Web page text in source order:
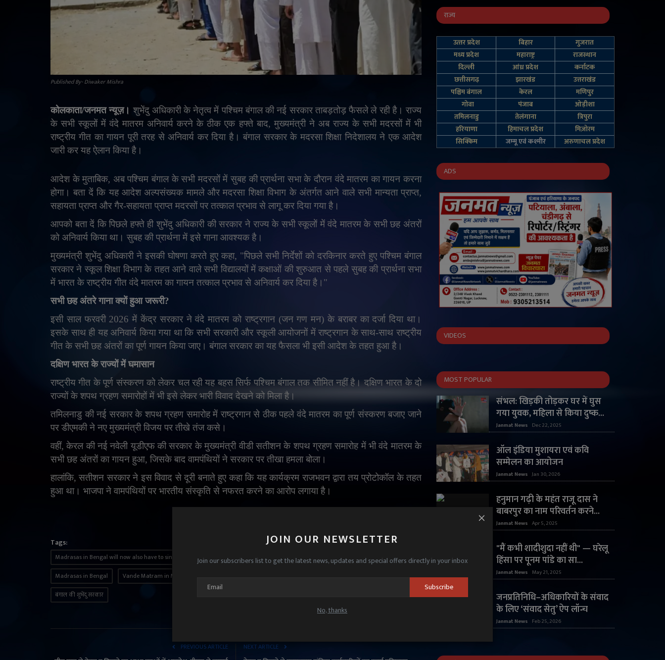
JOIN OUR NEWSLETTER
Join our subscribers list to get the latest news, updates and special offers directly in your inbox
Subscribe
No, thanks
Published By- Diwaker Mishra
कोलकाता/जनमत न्यूज़। शुभेंदु अधिकारी के नेतृत्व में पश्चिम बंगाल की नई सरकार ताबड़तोड़ फैसले ले रही है। राज्य
के सभी स्कूलों में वंदे मातरम अनिवार्य करने के ठीक एक हफ्ते बाद, मुख्यमंत्री ने अब राज्य के सभी मदरसों में भी
राष्ट्रीय गीत का गायन पूरी तरह से अनिवार्य कर दिया है। बंगाल सरकार के मदरसा शिक्षा निदेशालय ने एक आदेश
जारी कर यह ऐलान किया है।
आदेश के मुताबिक, अब पश्चिम बंगाल के सभी मदरसों में सुबह की प्रार्थना सभा के दौरान वंदे मातरम का गायन करना
होगा। बता दें कि यह आदेश अल्पसंख्यक मामले और मदरसा शिक्षा विभाग के अंतर्गत आने वाले सभी मान्यता प्राप्त,
सहायता प्राप्त और गैर-सहायता प्राप्त मदरसों पर तत्काल प्रभाव से लागू कर दिया गया है।
आपको बता दें कि पिछले हफ्ते ही शुभेंदु अधिकारी की सरकार ने राज्य के सभी स्कूलों में वंदे मातरम के सभी छह अंतरों
को अनिवार्य किया था। सुबह की प्रार्थना में इसे गाना आवश्यक है।
मुख्यमंत्री शुभेंदु अधिकारी ने इसकी घोषणा करते हुए कहा, "पिछले सभी निर्देशों को दरकिनार करते हुए पश्चिम बंगाल
सरकार ने स्कूल शिक्षा विभाग के तहत आने वाले सभी विद्यालयों में कक्षाओं की शुरुआत से पहले सुबह की प्रार्थना सभा
में भारत के राष्ट्रीय गीत वंदे मातरम का गायन तत्काल प्रभाव से अनिवार्य कर दिया है।"
सभी छह अंतरे गाना क्यों हुआ जरूरी?
इसी साल फरवरी 2026 में केंद्र सरकार ने वंदे मातरम को राष्ट्रगान (जन गण मन) के बराबर का दर्जा दिया था।
इसके साथ ही यह अनिवार्य किया गया था कि सभी सरकारी और स्कूली आयोजनों में राष्ट्रगान के साथ-साथ राष्ट्रीय
गीत के सभी छह अंतरों का पूर्ण गायन किया जाए। बंगाल सरकार का यह फैसला भी इसी आदेश के तहत हुआ है।
दक्षिण भारत के राज्यों में घमासान
राष्ट्रीय गीत के पूर्ण संस्करण को लेकर चल रही यह बहस सिर्फ पश्चिम बंगाल तक सीमित नहीं है। दक्षिण भारत के दो
राज्यों के शपथ ग्रहण समारोहों में भी इसे लेकर भारी विवाद देखने को मिला है।
तमिलनाडु की नई सरकार के शपथ ग्रहण समारोह में राष्ट्रगान से ठीक पहले वंदे मातरम का पूर्ण संस्करण बजाए जाने
पर डीएमकी ने नए मुख्यमंत्री विजय पर तीखे तंज कसे।
वहीं,केरल की नई नवेली यूडीएफ की सरकार के मुख्यमंत्री वीडी सतीशन के शपथ ग्रहण समारोह में भी वंदे मातरम के
सभी छह अंतरों का गायन हुआ, जिसके बाद वामपंथियों ने सरकार पर तीखा हमला बोला।
हालांकि,सतीशन सरकार ने इस विवाद से दूरी बनाते हुए कहा कि यह कार्यक्रम राजभवन द्वारा तय प्रोटोकॉल के तहत
हुआ था। भाजपा ने वामपंथियों पर भारतीय संस्कृति से नफरत करने का आरोप लगाया है।
Tags:
Madrasas in Bengal will now also have to sing Vande Mataram
Vande Mataram sing in Madrasas in Bengal
Madrasas in Bengal
Vande Matram in Madarsahs
बंगाल की शुभेंदु सरकार
PREVIOUS ARTICLE NEXT ARTICLE
राज्य
उत्‍तर प्रदेश बिहार
गुजरात
मध्य प्रदेश
महाराष्ट्र
राजस्थान
दिल्‍ली
आंध्र प्रदेश
कर्नाटक
छत्तीसगढ़
झारखंड
उत्तराखंड
पश्चिम बंगाल
केरल
मणिपुर
गोवा
पंजाब
ओड़ीशा
तमिलनाडु
तेलंगाना
त्रिपुरा
हरियाणा
हिमाचल प्रदेश
मिज़ोरम
सिक्किम
जम्‍मू एवं कश्‍मीर अरुणाचल प्रदेश
ADS
VIDEOS
MOST POPULAR
संभल: खिड़की तोड़कर घर में घुस
गया युवक, महिला से किया दुष्क...
Janmat News Dec 22, 2025
ऑल इंडिया मुशायरा एवं कवि
सम्मेलन का आयोजन
Janmat News Jan 30, 2026
हनुमान गढ़ी के महंत राजू दास ने
बाबरपुर का नाम परिवर्तन करने...
Janmat News Apr 5, 2025
"मैं कभी शादीशुदा नहीं थी" — घरेलू
हिंसा पर पूनम पांडे का सा...
Janmat News May 21, 2025
जनप्रतिनिधि–अधिकारियों के संवाद
के लिए ‘संवाद सेतु’ ऐप लॉन्च
Janmat News Feb 25, 2026